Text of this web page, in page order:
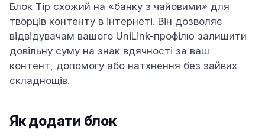
Блок Tip схожий на «банку з чайовими» для
творців контенту в інтернеті. Він дозволяє
відвідувачам вашого UniLink-профілю залишити
довільну суму на знак вдячності за ваш
контент, допомогу або натхнення без зайвих
складнощів.
Як додати блок